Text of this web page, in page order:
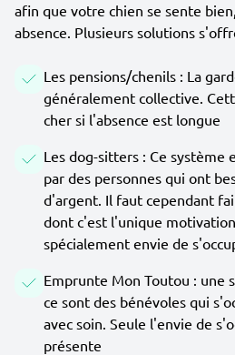
afin que votre chien se sente
absence. Plusieurs solutions
Les pensions/chenils : La
généralement collective.
cher si l'absence est longue
Les dog-sitters : Ce système
par des personnes qui ont
d'argent. Il faut cependant
dont c'est l'unique
spécialement envie de
Emprunte Mon Toutou : une
ce sont des bénévoles qui
avec soin. Seule l'envie de
présente